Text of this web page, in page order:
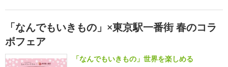
「なんでもいきもの」×東京駅一番街 春のコラ
ボフェア
「なんでもいきもの」世界を楽しめる